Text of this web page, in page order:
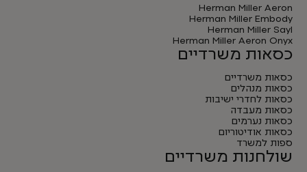
Herman Miller Aeron
Herman Miller Embody
Herman Miller Sayl
Herman Miller Aeron Onyx
כסאות משרדיים
כסאות משרדיים
כסאות מנהלים
כסאות לחדרי ישיבות
כסאות מעבדה
כסאות נערמים
כסאות אודיטוריום
ספות למשרד
שולחנות משרדיים